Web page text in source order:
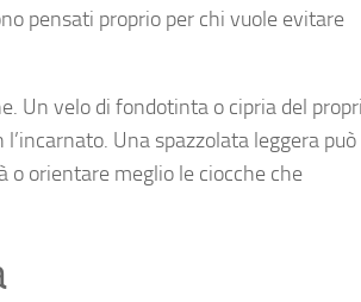
pensati proprio per chi vuole evitare
Un velo di fondotinta o cipria del
Una spazzolata leggera può
o orientare meglio le ciocche che